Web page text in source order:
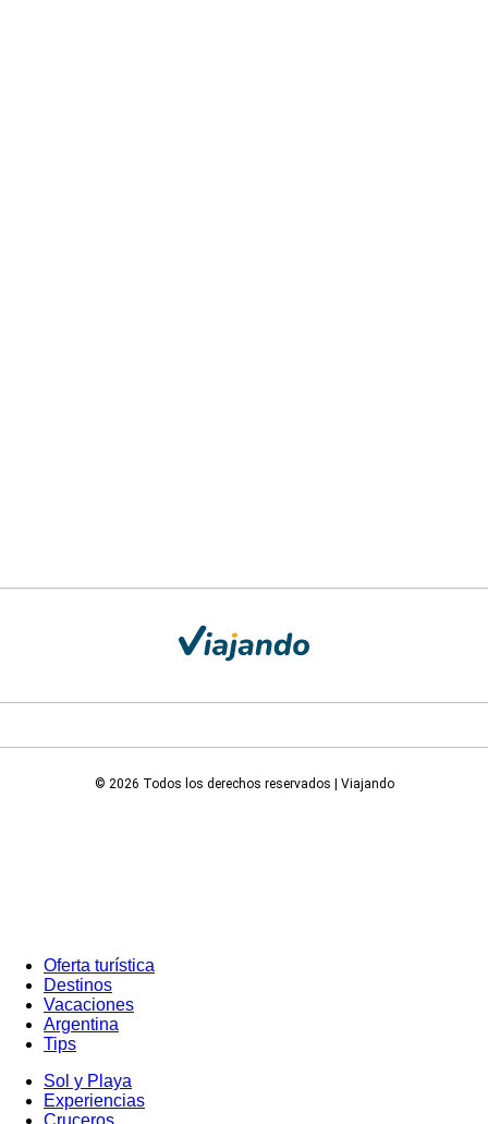
© 2026 Todos los derechos reservados | Viajando
Oferta turística
Destinos
Vacaciones
Argentina
Tips
Sol y Playa
Experiencias
Cruceros